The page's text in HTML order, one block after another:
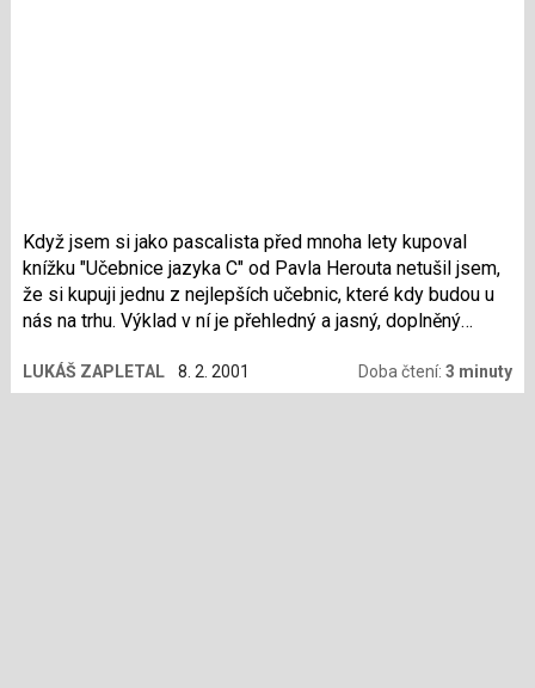
Když jsem si jako pascalista před mnoha lety kupoval
knížku "Učebnice jazyka C" od Pavla Herouta netušil jsem,
že si kupuji jednu z nejlepších učebnic, které kdy budou u
nás na trhu. Výklad v ní je přehledný a jasný, doplněný
ještě dnes vychází třetí přepracované vydání! Ve stejném
duchu napsal autor i novou učebnici jazyka Java. O tom jak
LUKÁŠ ZAPLETAL 8. 2. 2001 Doba čtení:3 minuty